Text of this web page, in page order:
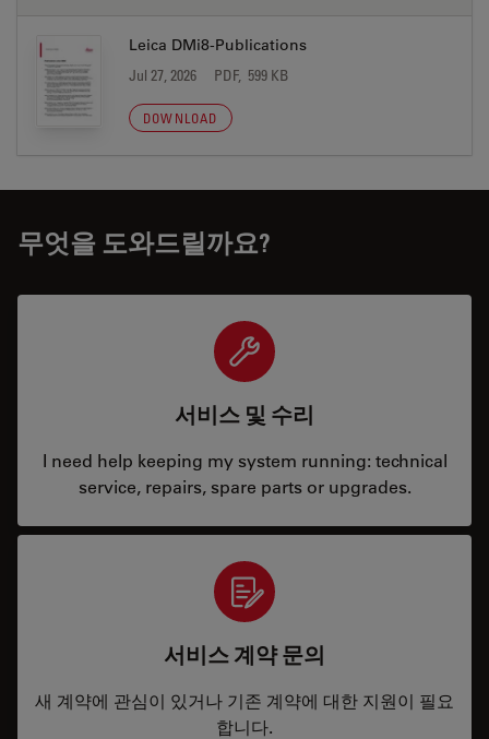
Leica DMi8-Publications
Jul 27, 2026 PDF, 599 KB
DOWNLOAD
무엇을 도와드릴까요?
서비스 및 수리
I need help keeping my system running: technical
service, repairs, spare parts or upgrades.
서비스 계약 문의
새 계약에 관심이 있거나 기존 계약에 대한 지원이 필요
합니다.